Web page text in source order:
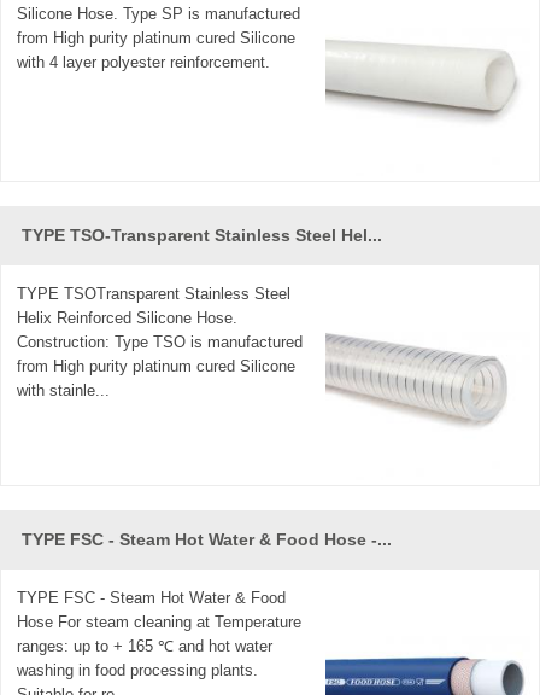
Silicone Hose. Type SP is manufactured
from High purity platinum cured Silicone
with 4 layer polyester reinforcement.
TYPE TSO-Transparent Stainless Steel Hel...
TYPE TSOTransparent Stainless Steel
Helix Reinforced Silicone Hose.
Construction: Type TSO is manufactured
from High purity platinum cured Silicone
with stainle...
TYPE FSC - Steam Hot Water & Food Hose -...
TYPE FSC - Steam Hot Water & Food
Hose For steam cleaning at Temperature
ranges: up to + 165 ℃ and hot water
washing in food processing plants.